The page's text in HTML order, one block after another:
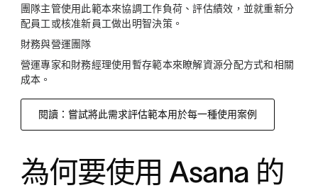
團隊主管使用此範本來協調工作負荷、評估績效，並就重新分
配員工或核准新員工做出明智決策。
財務與營運團隊
營運專家和財務經理使用暫存範本來瞭解資源分配方式和相關
成本。
閱讀：嘗試將此需求評估範本用於每一種使用案例
為何要使用 Asana 的